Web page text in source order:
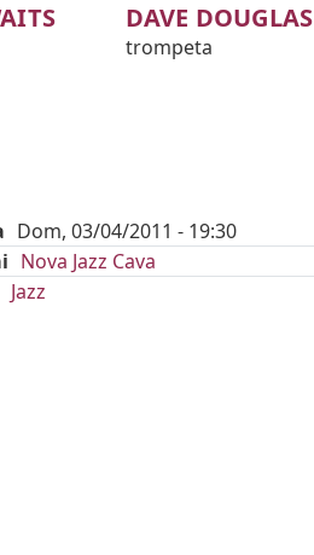
DAVE DOUGLAS
trompeta
Dom, 03/04/2011 - 19:30
Nova Jazz Cava
Jazz